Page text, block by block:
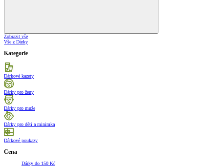
Zobrazit vše
Vše z Dárky
Kategorie
Dárkové kazety
Dárky pro ženy
Dárky pro muže
Dárky pro děti a minimka
Dárkové poukazy
Cena
Dárky do 150 Kč